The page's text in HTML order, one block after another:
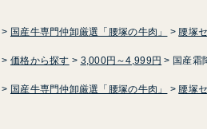
国産牛専門仲卸厳選「腰塚の牛肉」 腰塚
価格から探す 3,000円～4,999円 国産
国産牛専門仲卸厳選「腰塚の牛肉」 腰塚